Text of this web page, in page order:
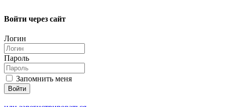
Войти через сайт
Логин
Пароль
Запомнить меня